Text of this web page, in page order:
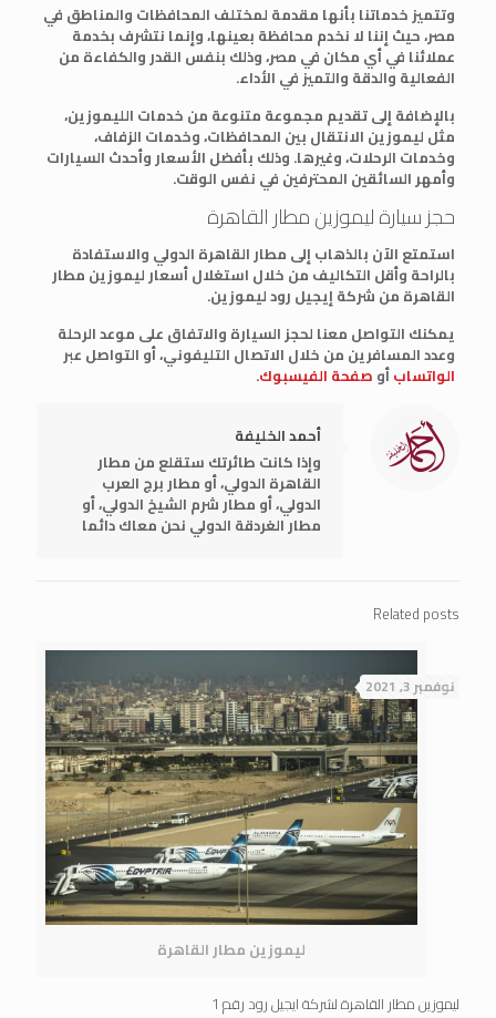
وتتميز خدماتنا بأنها مقدمة لمختلف المحافظات والمناطق في
مصر، حيث إننا لا نخدم محافظة بعينها، وإنما نتشرف بخدمة
عملائنا في أي مكان في مصر، وذلك بنفس القدر والكفاءة من
الفعالية والدقة والتميز في الأداء.
بالإضافة إلى تقديم مجموعة متنوعة من خدمات الليموزين،
مثل ليموزين الانتقال بين المحافظات، وخدمات الزفاف،
وخدمات الرحلات، وغيرها. وذلك بأفضل الأسعار وأحدث السيارات
وأمهر السائقين المحترفين في نفس الوقت.
حجز سيارة ليموزين مطار القاهرة
استمتع الآن بالذهاب إلى مطار القاهرة الدولي والاستفادة
بالراحة وأقل التكاليف من خلال استغلال أسعار ليموزين مطار
القاهرة من شركة إيجيل رود ليموزين.
يمكنك التواصل معنا لحجز السيارة والاتفاق على موعد الرحلة
وعدد المسافرين من خلال الاتصال التليفوني، أو التواصل عبر
الواتسابأو صفحة الفيسبوك.
أحمد الخليفة
وإذا كانت طائرتك ستقلع من مطار
القاهرة الدولي، أو مطار برج العرب
الدولي، أو مطار شرم الشيخ الدولي، أو
مطار الغردقة الدولي نحن معاك دائما
Related posts
ليموزين مطار القاهرة
نوفمبر 3, 2021
ليموزين مطار القاهرة لشركة ايجيل رود رقم 1